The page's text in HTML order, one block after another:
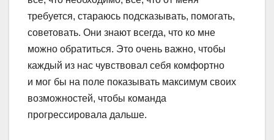
требуется, стараюсь подсказывать, помогать,
советовать. Они знают всегда, что ко мне
можно обратиться. Это очень важно, чтобы
каждый из нас чувствовал себя комфортно
и мог бы на поле показывать максимум своих
возможностей, чтобы команда
прогрессировала дальше.